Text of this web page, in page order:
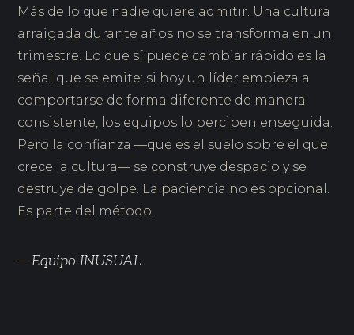
Más de lo que nadie quiere admitir. Una cultura
arraigada durante años no se transforma en un
trimestre. Lo que sí puede cambiar rápido es la
señal que se emite: si hoy un líder empieza a
comportarse de forma diferente de manera
consistente, los equipos lo perciben enseguida.
Pero la confianza —que es el suelo sobre el que
crece la cultura— se construye despacio y se
destruye de golpe. La paciencia no es opcional.
Es parte del método.
— Equipo INUSUAL